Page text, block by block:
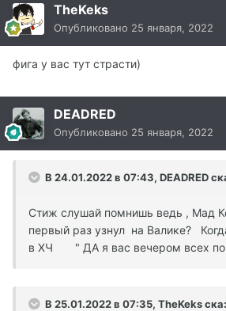
TheKeks
Опубликовано 25 января, 2022
фига у вас тут страсти)
DEADRED
Опубликовано 25 января, 2022
В 24.01.2022 в 07:43, DEADRED
Стиж слушай помнишь ведь , Мад
первый раз узнул на Валике?
в ХЧ " ДА я вас вечером всех
В 25.01.2022 в 07:35, TheKeks